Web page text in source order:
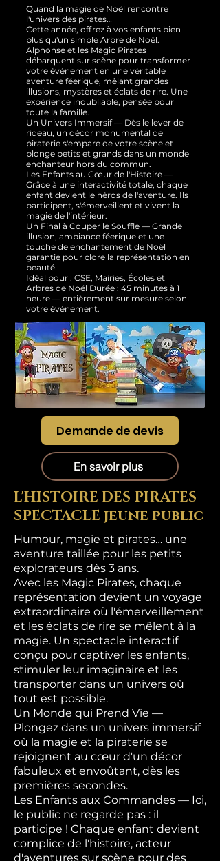
Quand la magie de Noël rencontre
l'univers des pirates…
Cette année, offrez à vos enfants bien
plus qu'un simple Arbre de Noël.
Alphonse et les Magic Pirates
débarquent sur scène pour transformer
votre événement en une véritable
aventure féerique, mêlant grandes
illusions, mystères et éclats de rire. Une
expérience inoubliable, pensée pour
toute la famille.
Un Univers Immersif — Dès le lever de
rideau, un décor monumental de
piraterie s'empare de votre scène et
plonge petits et grands dans un monde
enchanteur hors du commun.
Les Enfants au Cœur de l'Histoire —
Grâce à une interactivité totale, chaque
enfant devient le héros de l'aventure. Ils
participent, s'émerveillent et vivent la
magie de l'intérieur.
Un Final à Couper le Souffle — Grande
illusion, ambiance féerique et une
touche de enchantement de Noël
garantie pour clore la représentation en
beauté.
Idéal pour : CSE, Mairies, Écoles et
Arbres de Noël Durée : 45 minutes à 1
heure — entièrement sur mesure selon
votre événement.
Demande de devis
En savoir plus
L'HISTOIRE DES PIRATES
SPECTACLE jeune public
Humour, magie et pirates… une
aventure taillée pour les petits
explorateurs dès 3 ans.
Avec les Magic Pirates, chaque
représentation devient un voyage
extraordinaire où l'émerveillement
et les éclats de rire se mêlent à la
magie. Un spectacle interactif
conçu pour captiver les enfants,
stimuler leur imaginaire et les
transporter dans un univers où
tout est possible.
Un Monde qui Prend Vie —
Plongez dans un univers immersif
où la magie et la piraterie se
rejoignent au cœur d'un décor
fabuleux et envoûtant, dès les
premières secondes.
Les Enfants aux Commandes — Ici,
le public ne regarde pas : il
participe ! Chaque enfant devient
complice de l'histoire, acteur
d'aventures sur scène pour des